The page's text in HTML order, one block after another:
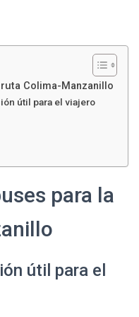
Colima-Manzanillo
útil para el viajero
para la
útil para el